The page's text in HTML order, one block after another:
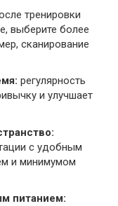
тренировки
выберите более
сканирование
регулярность
и улучшает
с удобным
и минимумом
питанием: